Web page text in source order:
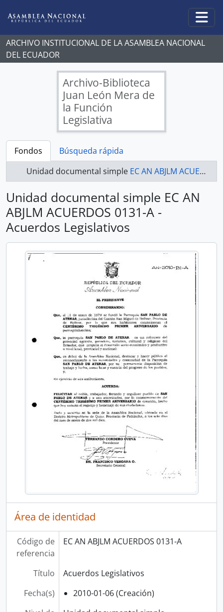
ARCHIVO INSTITUCIONAL DE LA ASAMBLEA NACIONAL
DEL ECUADOR
Archivo-Biblioteca
Juan León Mera de
la Función
Legislativa
Fondos
Búsqueda rápida
Unidad documental simple EC AN ABJLM ACUERDOS 0131-A - Acuerdos Legislativos
Unidad documental simple EC AN
ABJLM ACUERDOS 0131-A -
Acuerdos Legislativos
Área de identidad
Código de
referencia
EC AN ABJLM ACUERDOS 0131-A
Título
Acuerdos Legislativos
Fecha(s)
2010-01-06 (Creación)